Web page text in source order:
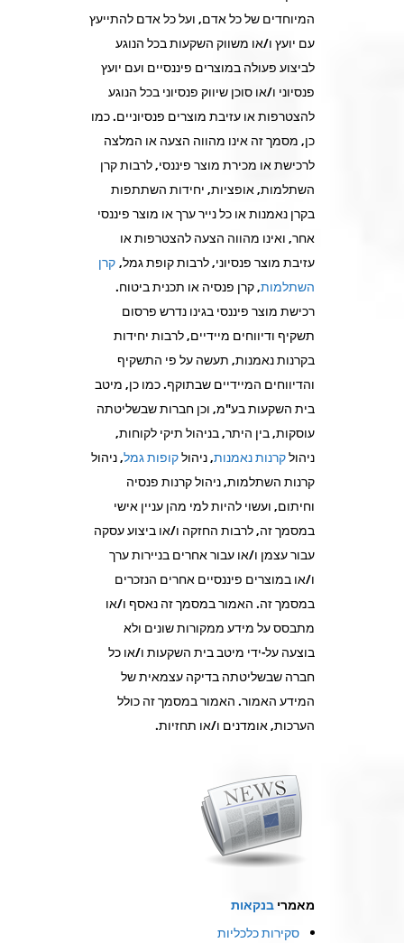
המיוחדים של כל אדם, ועל כל אדם להתייעץ
עם יועץ ו/או משווק השקעות בכל הנוגע
לביצוע פעולה במוצרים פיננסיים ועם יועץ
פנסיוני ו/או סוכן שיווק פנסיוני בכל הנוגע
להצטרפות או עזיבת מוצרים פנסיוניים. כמו
כן, מסמך זה אינו מהווה הצעה או המלצה
לרכישת או מכירת מוצר פיננסי, לרבות קרן
השתלמות, אופציות, יחידות השתתפות
בקרן נאמנות או כל נייר ערך או מוצר פיננסי
אחר, ואינו מהווה הצעה להצטרפות או
עזיבת מוצר פנסיוני, לרבות קופת גמל, קרן
השתלמות, קרן פנסיה או תכנית ביטוח.
רכישת מוצר פיננסי בגינו נדרש פרסום
תשקיף ודיווחים מיידיים, לרבות יחידות
בקרנות נאמנות, תעשה על פי התשקיף
והדיווחים המיידיים שבתוקף. כמו כן, מיטב
בית השקעות בע"מ, וכן חברות שבשליטתה
עוסקות, בין היתר, בניהול תיקי לקוחות,
ניהולקרנות נאמנות, ניהולקופות גמל, ניהול
קרנות השתלמות, ניהול קרנות פנסיה
וחיתום, ועשוי להיות למי מהן עניין אישי
במסמך זה, לרבות החזקה ו/או ביצוע עסקה
עבור עצמן ו/או עבור אחרים בניירות ערך
ו/או במוצרים פיננסיים אחרים הנזכרים
במסמך זה. האמור במסמך זה נאסף ו/או
מתבסס על מידע ממקורות שונים ולא
בוצעה על-ידי מיטב בית השקעות ו/או כל
חברה שבשליטתה בדיקה עצמאית של
המידע האמור. האמור במסמך זה כולל
הערכות, אומדנים ו/או תחזיות.
מאמרי בנקאות
סקירות כלכליות